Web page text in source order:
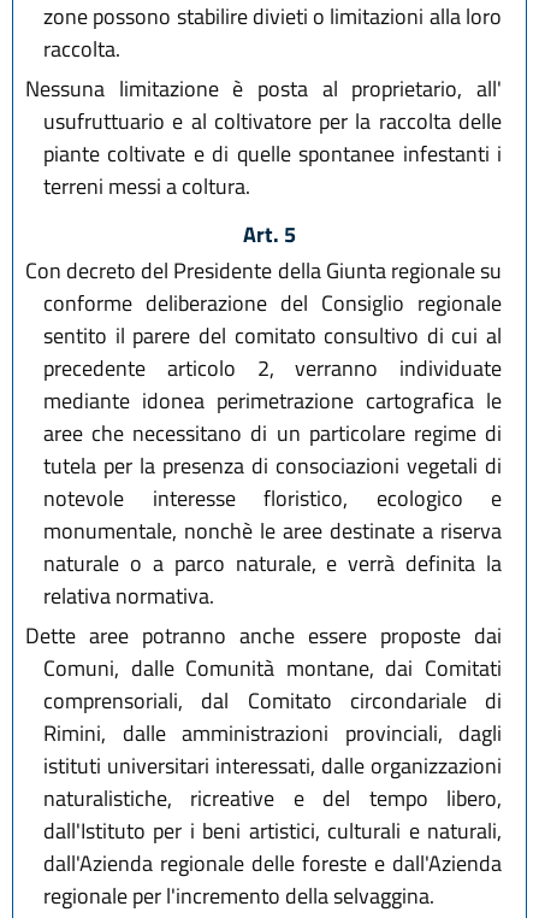
zone possono stabilire divieti o limitazioni alla loro
raccolta.
Nessuna limitazione è posta al proprietario, all'
usufruttuario e al coltivatore per la raccolta delle
piante coltivate e di quelle spontanee infestanti i
terreni messi a coltura.
Art. 5
Con decreto del Presidente della Giunta regionale su
conforme deliberazione del Consiglio regionale
sentito il parere del comitato consultivo di cui al
precedente articolo 2, verranno individuate
mediante idonea perimetrazione cartografica le
aree che necessitano di un particolare regime di
tutela per la presenza di consociazioni vegetali di
notevole interesse floristico, ecologico e
monumentale, nonchè le aree destinate a riserva
naturale o a parco naturale, e verrà definita la
relativa normativa.
Dette aree potranno anche essere proposte dai
Comuni, dalle Comunità montane, dai Comitati
comprensoriali, dal Comitato circondariale di
Rimini, dalle amministrazioni provinciali, dagli
istituti universitari interessati, dalle organizzazioni
naturalistiche, ricreative e del tempo libero,
dall'Istituto per i beni artistici, culturali e naturali,
dall'Azienda regionale delle foreste e dall'Azienda
regionale per l'incremento della selvaggina.